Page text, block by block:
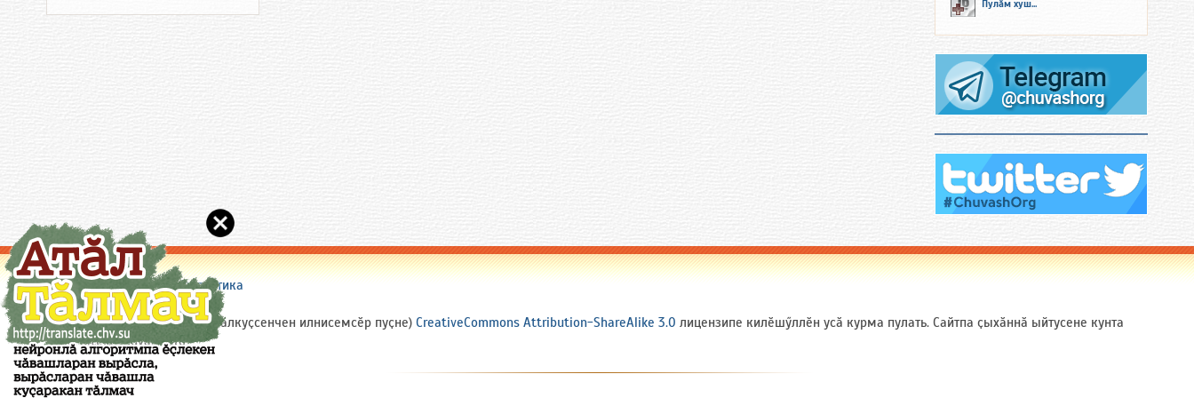
Пулӑм хуш...
Сайт пирки|Пулӑшу|Статистика
(c) 2005-2026 Chuvash.Org
Сайтри материалсене (ытти ҫӑлкуҫсенчен илнисемсӗр пуҫне) CreativeCommons Attribution-ShareAlike 3.0 лицензипе килӗшӳллӗн усӑ курма пулать. Сайтпа ҫыхӑннӑ ыйтусене кунта
ярӑр: site(a)chuvash.org